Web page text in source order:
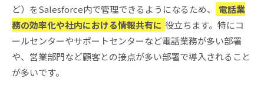
ど）をSalesforce内で管理できるようになるため、
電話業
務の効率化や社内における情報共有に 役立ちます。特にコ
ールセンターやサポートセンターなど電話業務が多い部署
や、営業部門など顧客との接点が多い部署で導入されること
が多いです。